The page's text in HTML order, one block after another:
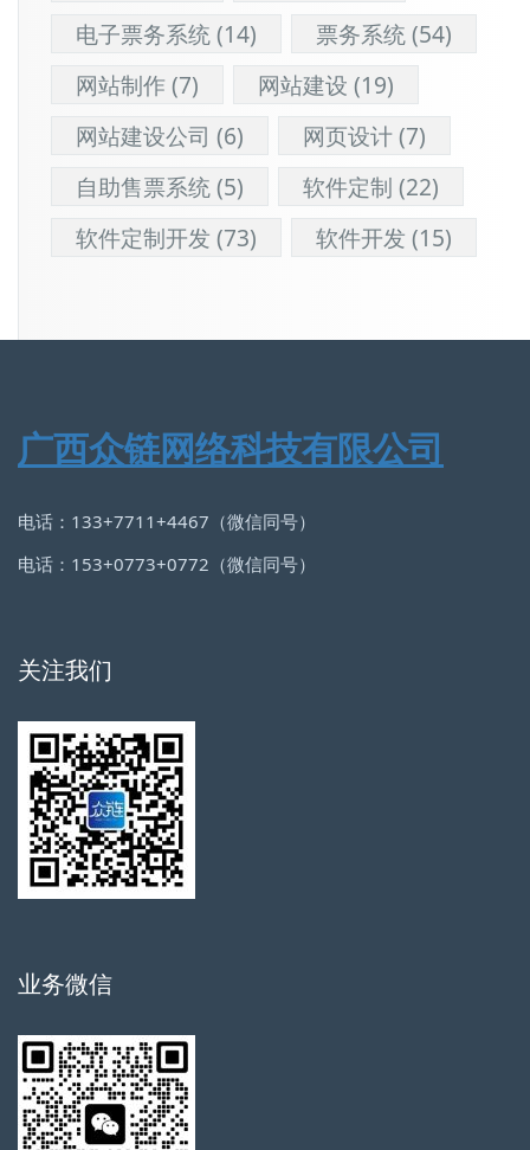
电子票务系统(14) 票务系统(54)
网站制作(7) 网站建设 (19)
网站建设公司 (6) 网页设计(7)
自助售票系统(5) 软件定制 (22)
软件定制开发 (73) 软件开发 (15)
广西众链网络科技有限公司
电话：133+7711+4467（微信同号）
电话：153+0773+0772（微信同号）
关注我们
业务微信